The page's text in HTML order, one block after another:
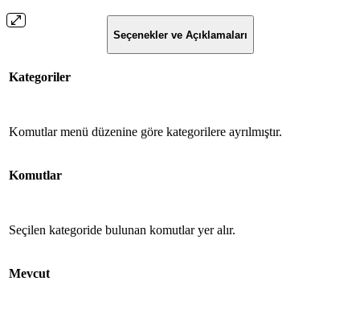
Seçenekler ve Açıklamaları
Kategoriler
Komutlar menü düzenine göre kategorilere ayrılmıştır.
Komutlar
Seçilen kategoride bulunan komutlar yer alır.
Mevcut